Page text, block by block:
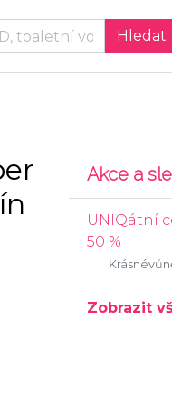
Akce a
UNIQátní
50 %
Zobrazit